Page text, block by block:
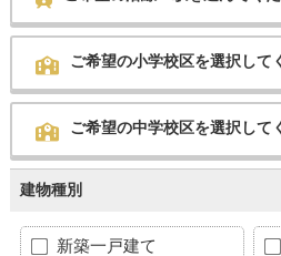
ご希望の小学校区を選択して
ご希望の中学校区を選択して
建物種別
新築一戸建て